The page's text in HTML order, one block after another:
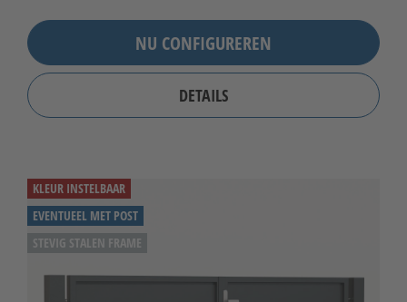
NU CONFIGUREREN
DETAILS
KLEUR INSTELBAAR
EVENTUEEL MET POST
STEVIG STALEN FRAME